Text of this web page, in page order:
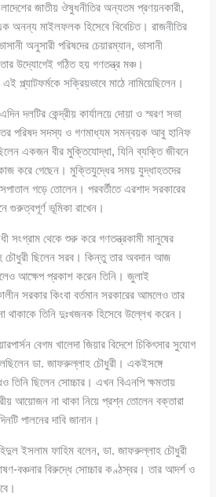
জাতীয় ঔষুধনীতির অন্যতম প্রণয়নকারী,
অনন্য মাইলফলক হিসেবে বিবেচিত। রাজনীতির
অনুসারী পরিষদের চেয়ারম্যান, ভাসানী
তার উদ্যোগেই গঠিত হয় গণতন্ত্র মঞ্চ।
প্ল্যাটফর্মকে সক্রিয়ভাবে মাঠে নামিয়েছিলেন।
দলটির কেন্দ্রীয় কার্যালয়ে দোয়া ও স্মরণ সভা
পরিষদ সদস্য ও গণমাধ্যম সমন্বয়ক আবু হানিফ
একজন বীর মুক্তিযোদ্ধা, যিনি ব্যক্তি জীবনে
করে গেছেন। মুক্তিযুদ্ধের সময় যুদ্ধাহতদের
গড়ে তোলেন। পরবর্তীতে এরশাদ সরকারের
গুরুত্বপূর্ণ ভূমিকা রাখেন।
সংগ্রাম থেকে শুরু করে গণতন্ত্রকামী মানুষের
চৌধুরী ছিলেন সরব। কিন্তু তার অবদান আজ
আক্ষেপ প্রকাশ করেন তিনি। জুলাই
সরকার কিংবা বর্তমান সরকারের আমলেও তার
থাকাকে তিনি দুঃখজনক হিসেবে উল্লেখ করেন।
বেগম খালেদা জিয়ার বিদেশে চিকিৎসার সুযোগ
ডা. জাফরুল্লাহ চৌধুরী। একইসঙ্গে
তিনি ছিলেন সোচ্চার। এখন বিএনপি ক্ষমতায়
আয়োজন না থাকা নিয়ে প্রশ্ন তোলেন বক্তারা
পালনের দাবি জানান।
ইসলাম ফাহিম বলেন, ডা. জাফরুল্লাহ চৌধুরী
বঞ্চনার বিরুদ্ধে সোচ্চার কণ্ঠস্বর। তার আদর্শ ও